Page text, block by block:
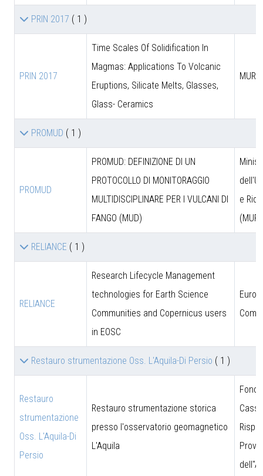
PRIN 2017 ( 1 )
PRIN 2017
Time Scales Of Solidification In
Magmas: Applications To Volcanic
Eruptions, Silicate Melts, Glasses,
Glass- Ceramics
MUR
PROMUD ( 1 )
PROMUD
PROMUD: DEFINIZIONE DI UN
PROTOCOLLO DI MONITORAGGIO
MULTIDISCIPLINARE PER I VULCANI DI
FANGO (MUD)
e
(MUR)
RELIANCE ( 1 )
RELIANCE
Research Lifecycle Management
technologies for Earth Science
Communities and Copernicus users
in EOSC
Restauro strumentazione Oss. L'Aquila-Di Persio ( 1 )
Restauro
strumentazione
Oss. L'Aquila-Di
Persio
Restauro strumentazione storica
presso l'osservatorio geomagnetico
L'Aquila